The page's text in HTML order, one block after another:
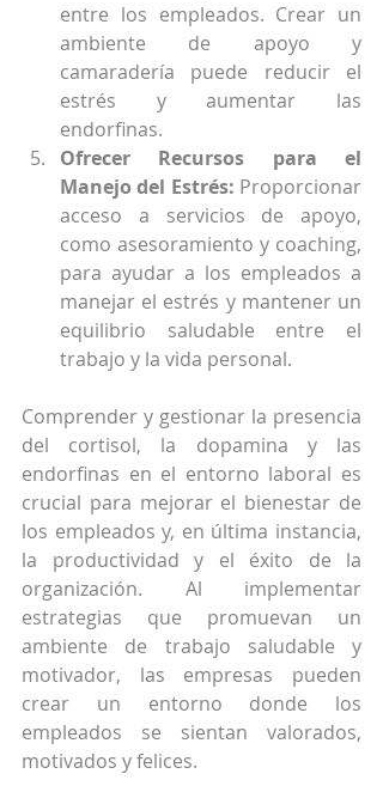
entre los empleados. Crear un
ambiente de apoyo y
camaradería puede reducir el
estrés y aumentar las
endorfinas.
Ofrecer Recursos para el
Manejo del Estrés: Proporcionar
acceso a servicios de apoyo,
como asesoramiento y coaching,
para ayudar a los empleados a
manejar el estrés y mantener un
equilibrio saludable entre el
trabajo y la vida personal.
Comprender y gestionar la presencia
del cortisol, la dopamina y las
endorfinas en el entorno laboral es
crucial para mejorar el bienestar de
los empleados y, en última instancia,
la productividad y el éxito de la
organización. Al implementar
estrategias que promuevan un
ambiente de trabajo saludable y
motivador, las empresas pueden
crear un entorno donde los
empleados se sientan valorados,
motivados y felices.